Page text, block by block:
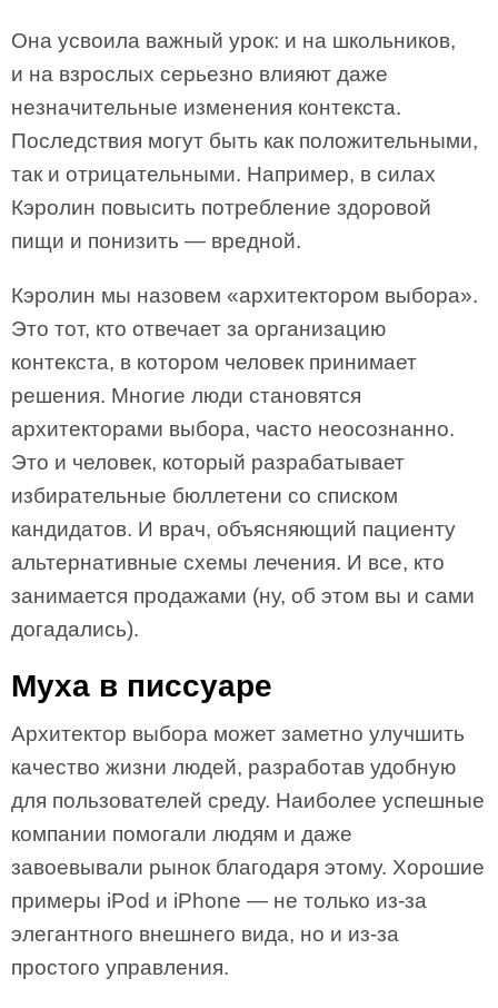
Она усвоила важный урок: и на школьников,
и на взрослых серьезно влияют даже
незначительные изменения контекста.
Последствия могут быть как положительными,
так и отрицательными. Например, в силах
Кэролин повысить потребление здоровой
пищи и понизить — вредной.
Кэролин мы назовем «архитектором выбора».
Это тот, кто отвечает за организацию
контекста, в котором человек принимает
решения. Многие люди становятся
архитекторами выбора, часто неосознанно.
Это и человек, который разрабатывает
избирательные бюллетени со списком
кандидатов. И врач, объясняющий пациенту
альтернативные схемы лечения. И все, кто
занимается продажами (ну, об этом вы и сами
догадались).
Муха в писсуаре
Архитектор выбора может заметно улучшить
качество жизни людей, разработав удобную
для пользователей среду. Наиболее успешные
компании помогали людям и даже
завоевывали рынок благодаря этому. Хорошие
примеры iPod и iPhone — не только из-за
элегантного внешнего вида, но и из-за
простого управления.